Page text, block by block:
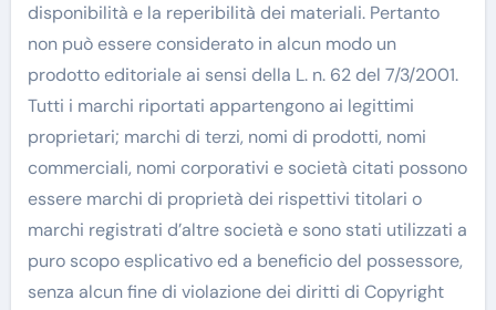
disponibilità e la reperibilità dei materiali. Pertanto
non può essere considerato in alcun modo un
prodotto editoriale ai sensi della L. n. 62 del 7/3/2001.
Tutti i marchi riportati appartengono ai legittimi
proprietari; marchi di terzi, nomi di prodotti, nomi
commerciali, nomi corporativi e società citati possono
essere marchi di proprietà dei rispettivi titolari o
marchi registrati d’altre società e sono stati utilizzati a
puro scopo esplicativo ed a beneficio del possessore,
senza alcun fine di violazione dei diritti di Copyright